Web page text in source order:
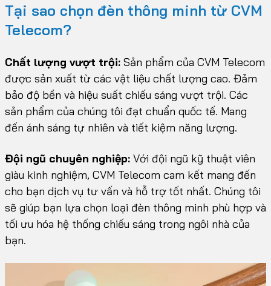
Tại sao chọn đèn thông minh từ CVM
Telecom?
Chất lượng vượt trội: Sản phẩm của CVM Telecom
được sản xuất từ các vật liệu chất lượng cao. Đảm
bảo độ bền và hiệu suất chiếu sáng vượt trội. Các
sản phẩm của chúng tôi đạt chuẩn quốc tế. Mang
đến ánh sáng tự nhiên và tiết kiệm năng lượng.
Đội ngũ chuyên nghiệp: Với đội ngũ kỹ thuật viên
giàu kinh nghiệm, CVM Telecom cam kết mang đến
cho bạn dịch vụ tư vấn và hỗ trợ tốt nhất. Chúng tôi
sẽ giúp bạn lựa chọn loại đèn thông minh phù hợp và
tối ưu hóa hệ thống chiếu sáng trong ngôi nhà của
bạn.